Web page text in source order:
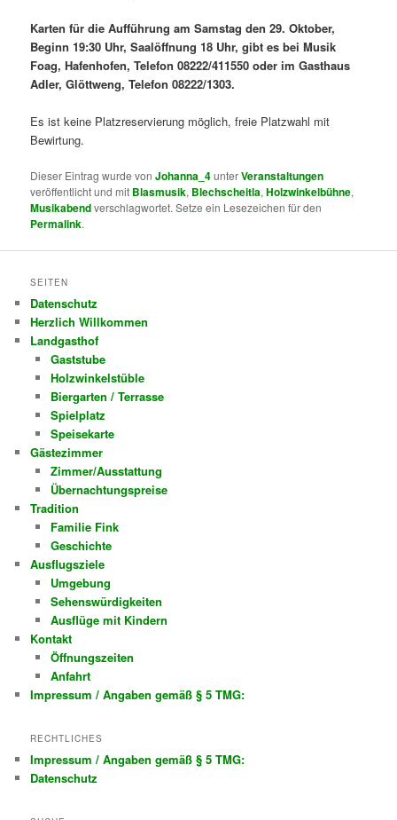
Karten für die Aufführung am Samstag den 29. Oktober,
Beginn 19:30 Uhr, Saalöffnung 18 Uhr, gibt es bei Musik
Foag, Hafenhofen, Telefon 08222/411550 oder im Gasthaus
Adler, Glöttweng, Telefon 08222/1303.
Es ist keine Platzreservierung möglich, freie Platzwahl mit
Bewirtung.
Dieser Eintrag wurde vonJohanna_4unterVeranstaltungen
veröffentlicht und mit Blasmusik, Blechscheitla,Holzwinkelbühne,
Musikabendverschlagwortet. Setze ein Lesezeichen für den
Permalink.
SEITEN
Datenschutz
Herzlich Willkommen
Landgasthof
Gaststube
Holzwinkelstüble
Biergarten / Terrasse
Spielplatz
Speisekarte
Gästezimmer
Zimmer/Ausstattung
Übernachtungspreise
Tradition
Familie Fink
Geschichte
Ausflugsziele
Umgebung
Sehenswürdigkeiten
Ausflüge mit Kindern
Kontakt
Öffnungszeiten
Anfahrt
Impressum / Angaben gemäß § 5 TMG:
RECHTLICHES
Impressum / Angaben gemäß § 5 TMG:
Datenschutz